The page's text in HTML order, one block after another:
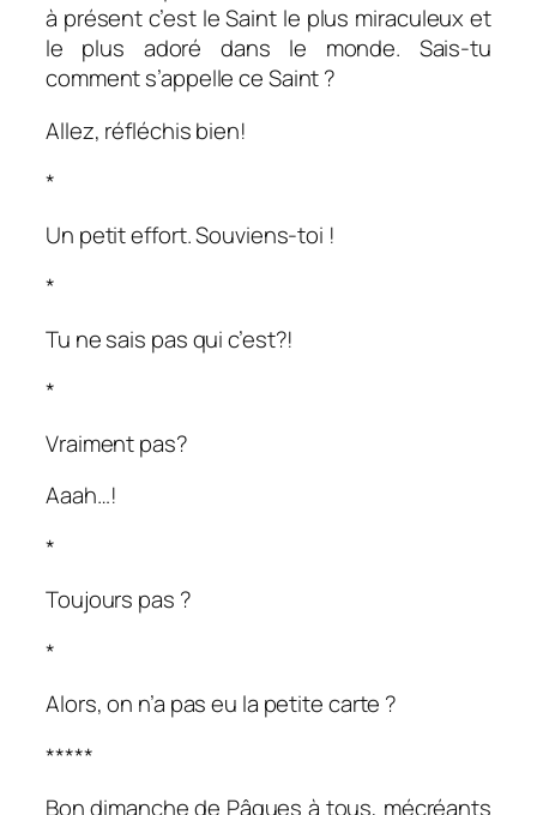
à présent c’est le Saint le plus miraculeux et
le plus adoré dans le monde. Sais-tu
comment s’appelle ce Saint ?
Allez, réfléchis bien!
*
Un petit effort. Souviens-toi !
*
Tu ne sais pas qui c’est?!
*
Vraiment pas?
Aaah…!
*
Toujours pas ?
*
Alors, on n’a pas eu la petite carte ?
*****
Bon dimanche de Pâques à tous, mécréants